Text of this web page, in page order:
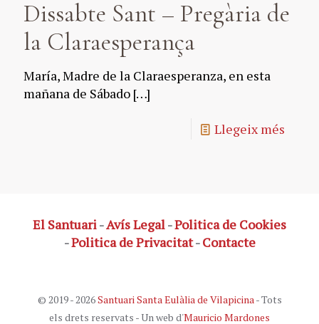
Dissabte Sant – Pregària de
la Claraesperança
María, Madre de la Claraesperanza, en esta
mañana de Sábado […]
Llegeix més
El Santuari-Avís Legal-Politica de Cookies
-Politica de Privacitat-Contacte
© 2019 - 2026Santuari Santa Eulàlia de Vilapicina- Tots
els drets reservats - Un web d'Mauricio Mardones